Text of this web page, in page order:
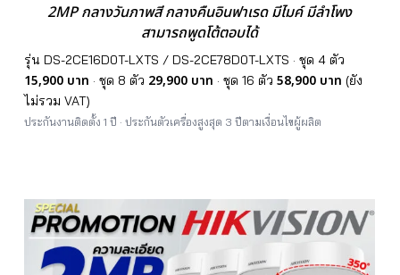
2MP กลางวันภาพสี กลางคืนอินฟาเรด มีไมค์ มีลำโพง
สามารถพูดโต้ตอบได้
รุ่น DS-2CE16D0T-LXTS / DS-2CE78D0T-LXTS · ชุด 4 ตัว
15,900 บาท · ชุด 8 ตัว 29,900 บาท · ชุด 16 ตัว 58,900 บาท (ยัง
ไม่รวม VAT)
ประกันงานติดตั้ง 1 ปี · ประกันตัวเครื่องสูงสุด 3 ปีตามเงื่อนไขผู้ผลิต